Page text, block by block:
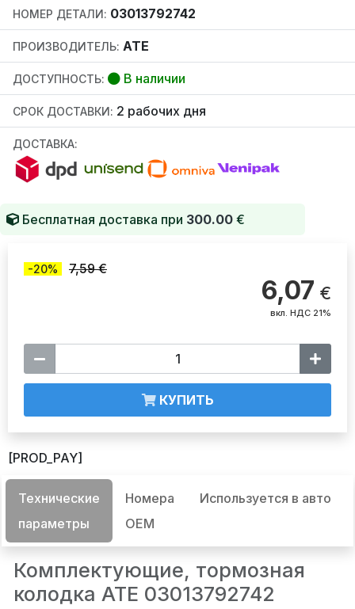
НОМЕР ДЕТАЛИ: 03013792742
ПРОИЗВОДИТЕЛЬ: ATE
ДОСТУПНОСТЬ: В наличии
СРОК ДОСТАВКИ: 2 рабочих дня
ДОСТАВКА:
Бесплатная доставка при 300.00 €
-20% 7,59 €
6,07 €
вкл. НДС 21%
КУПИТЬ
[PROD_PAY]
Технические
параметры
Номера
OEM
Используется в авто
Комплектующие, тормозная
колодка ATE 03013792742